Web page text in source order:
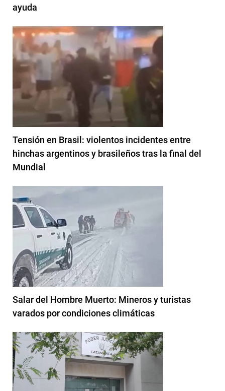
ayuda
Tensión en Brasil: violentos incidentes entre
hinchas argentinos y brasileños tras la final del
Mundial
Salar del Hombre Muerto: Mineros y turistas
varados por condiciones climáticas